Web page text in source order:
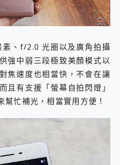
、f/2.0 光圈以及廣角拍攝
強中弱三段極致美顏模式以
焦速度也相當快，不會在讓
且有支援「螢幕自拍閃燈」
忙補光，相當實用方便！